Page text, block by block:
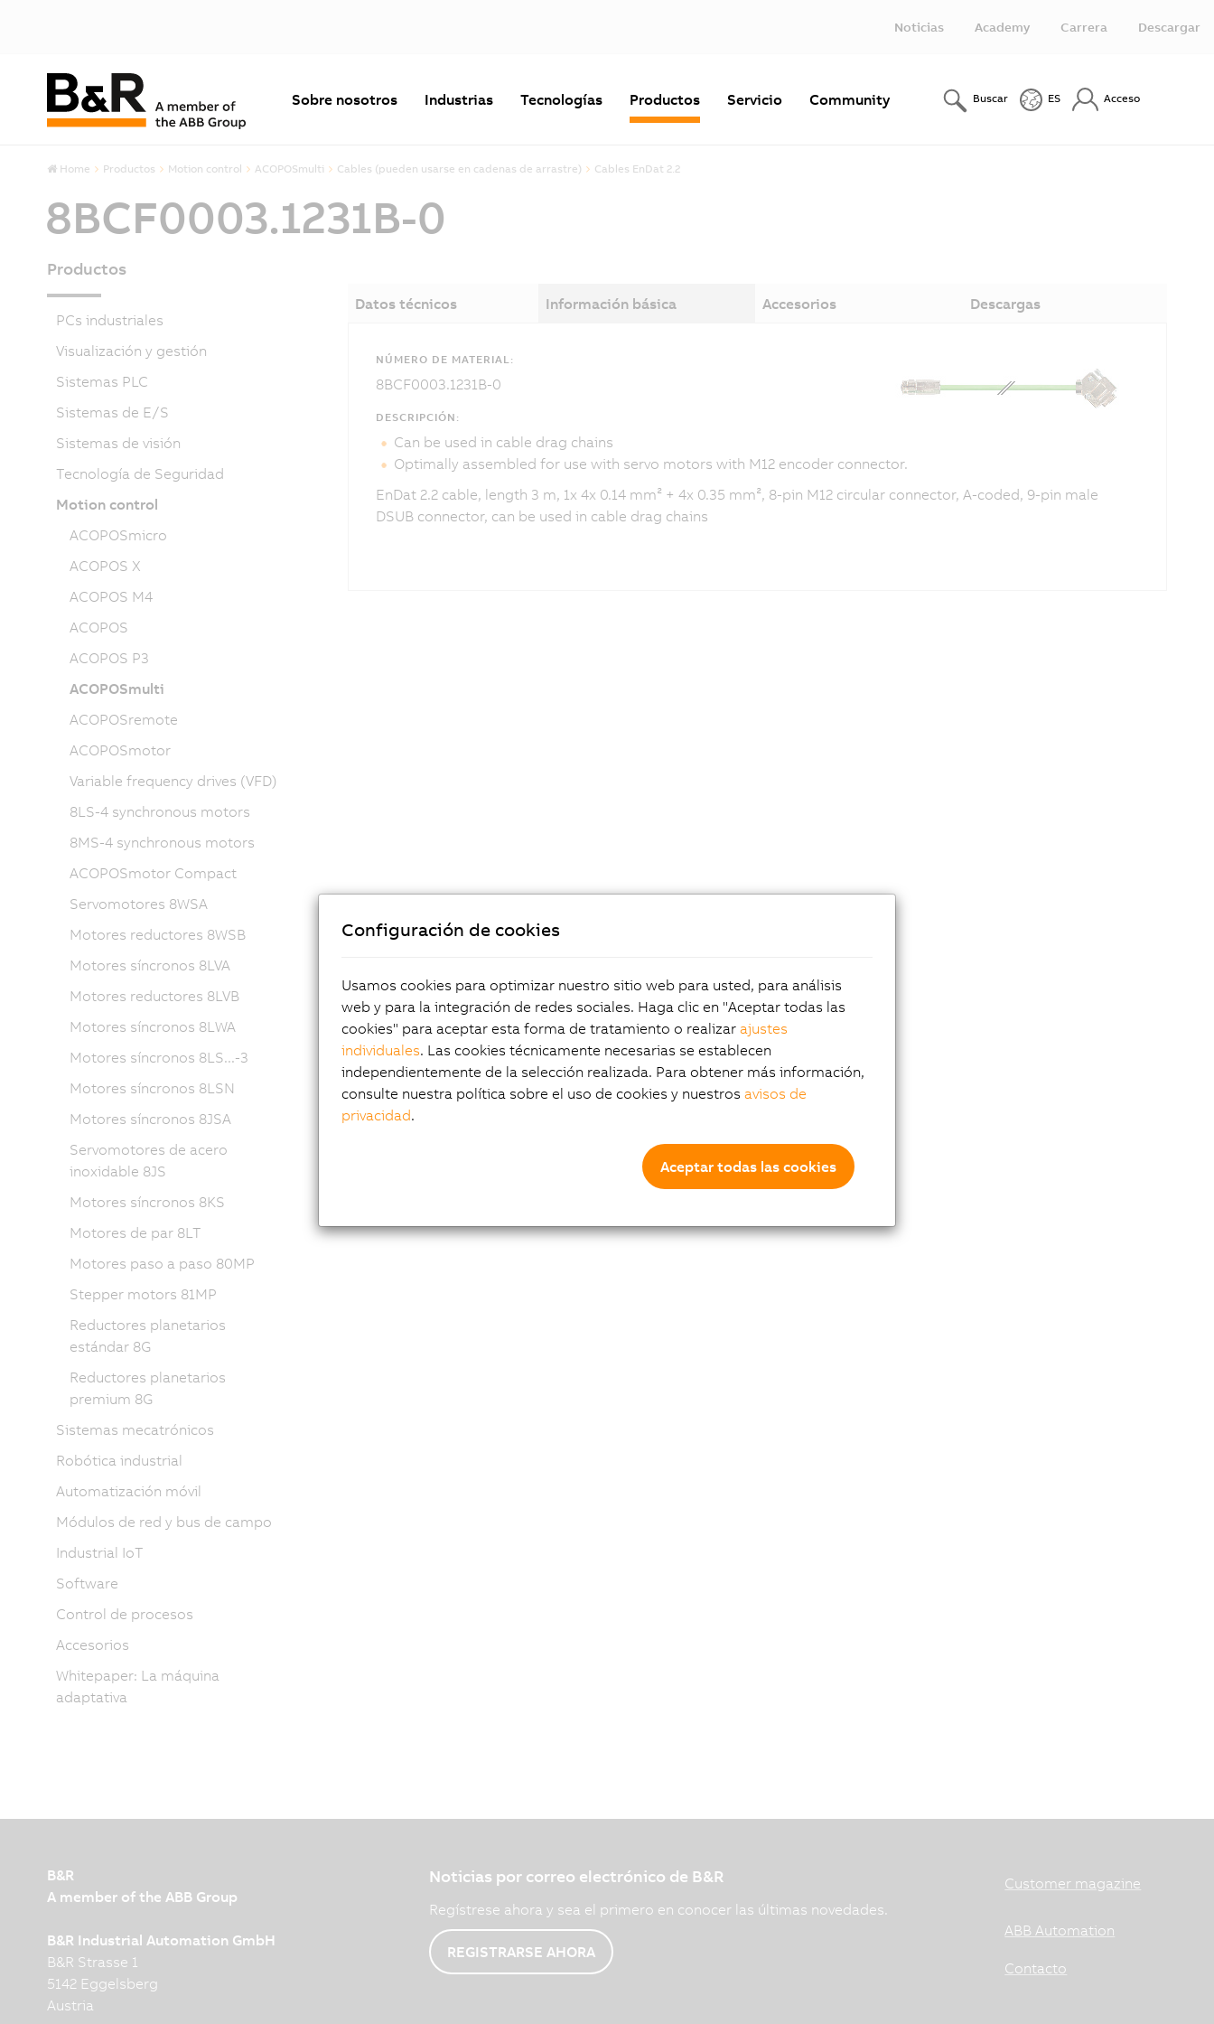
Noticias Academy Carrera Descargar
Sobre nosotros Industrias Tecnologías Productos Servicio Community Buscar ES Acceso
Home Productos Motion control ACOPOSmulti Cables (pueden usarse en cadenas de arrastre) Cables EnDat 2.2
8BCF0003.1231B-0
Datos técnicos Información básica Accesorios Descargas
NÚMERO DE MATERIAL:
8BCF0003.1231B-0
DESCRIPCIÓN:
Can be used in cable drag chains
Optimally assembled for use with servo motors with M12 encoder connector.
EnDat 2.2 cable, length 3 m, 1x 4x 0.14 mm² + 4x 0.35 mm², 8-pin M12 circular connector, A-coded, 9-pin male
DSUB connector, can be used in cable drag chains
Productos
PCs industriales
Visualización y gestión
Sistemas PLC
Sistemas de E/S
Sistemas de visión
Tecnología de Seguridad
Motion control
ACOPOSmicro
ACOPOS X
ACOPOS M4
ACOPOS
ACOPOS P3
ACOPOSmulti
ACOPOSremote
ACOPOSmotor
Variable frequency drives (VFD)
8LS-4 synchronous motors
8MS-4 synchronous motors
ACOPOSmotor Compact
Servomotores 8WSA
Motores reductores 8WSB
Motores síncronos 8LVA
Motores reductores 8LVB
Motores síncronos 8LWA
Motores síncronos 8LS...-3
Motores síncronos 8LSN
Motores síncronos 8JSA
Servomotores de acero
inoxidable 8JS
Motores síncronos 8KS
Motores de par 8LT
Motores paso a paso 80MP
Stepper motors 81MP
Reductores planetarios
estándar 8G
Reductores planetarios
premium 8G
Sistemas mecatrónicos
Robótica industrial
Automatización móvil
Módulos de red y bus de campo
Industrial IoT
Software
Control de procesos
Accesorios
Whitepaper: La máquina
adaptativa
B&R
A member of the ABB Group
B&R Industrial Automation GmbH
B&R Strasse 1
5142 Eggelsberg
Austria
Noticias por correo electrónico de B&R
Regístrese ahora y sea el primero en conocer las últimas novedades.
REGISTRARSE AHORA
Customer magazine
ABB Automation
Contacto
Configuración de cookies
Usamos cookies para optimizar nuestro sitio web para usted, para análisis
web y para la integración de redes sociales. Haga clic en "Aceptar todas las
cookies" para aceptar esta forma de tratamiento o realizar ajustes
individuales. Las cookies técnicamente necesarias se establecen
independientemente de la selección realizada. Para obtener más información,
consulte nuestra política sobre el uso de cookies y nuestros avisos de
privacidad.
Aceptar todas las cookies